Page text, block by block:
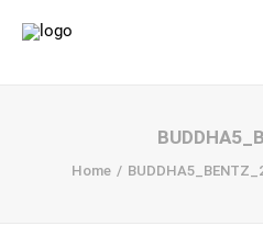
Büro
hallo!
Home